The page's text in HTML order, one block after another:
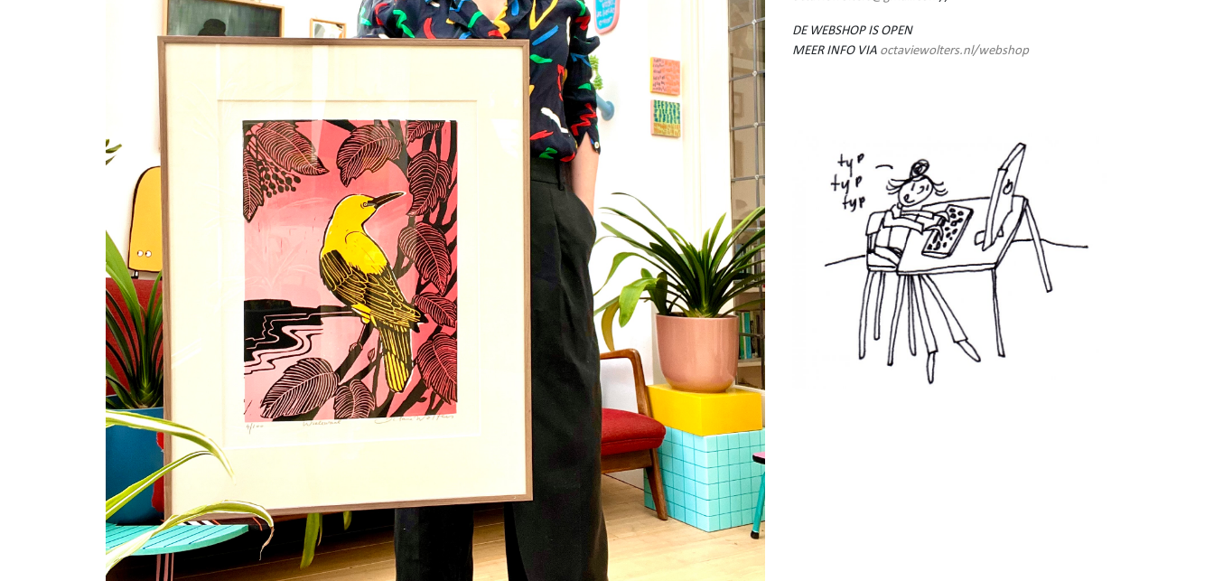
DE WEBSHOP IS OPEN
MEER INFO VIA octaviewolters.nl/webshop